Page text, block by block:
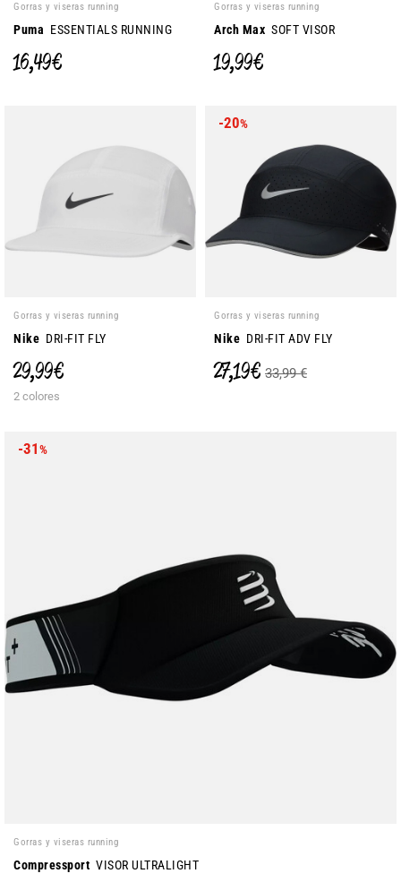
Gorras y viseras running
Puma ESSENTIALS RUNNING
16,49 €
Gorras y viseras running
Arch Max SOFT VISOR
19,99 €
Gorras y viseras running
Nike DRI-FIT FLY
29,99 €
2 colores
-20%
Gorras y viseras running
Nike DRI-FIT ADV FLY
27,19 € 33,99 €
-31%
Gorras y viseras running
Compressport VISOR ULTRALIGHT